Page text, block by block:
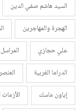
السيد هاشم صفي الدين
الهجرة والمهاجرين
علي حجازي
الدراما الغربية
إياون ماسك